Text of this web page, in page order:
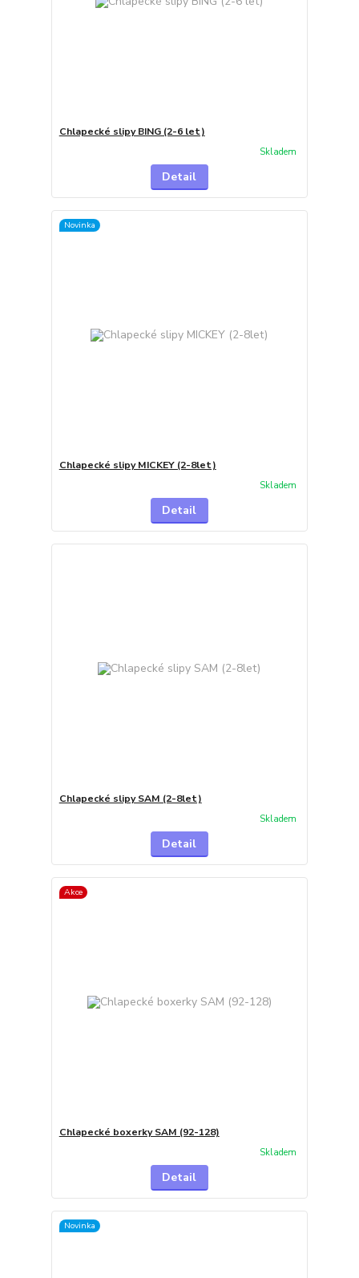
Chlapecké slipy BING (2-6 let)
Skladem
Detail
Novinka
Chlapecké slipy MICKEY (2-8let)
Skladem
Detail
Chlapecké slipy SAM (2-8let)
Skladem
Detail
Akce
Chlapecké boxerky SAM (92-128)
Skladem
Detail
Novinka